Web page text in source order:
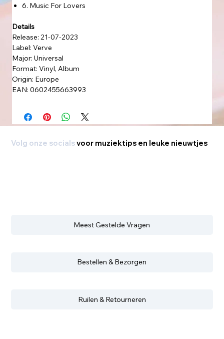
6. Music For Lovers
Details
Release: 21-07-2023
Label: Verve
Major: Universal
Format: Vinyl, Album
Origin: Europe
EAN: 0602455663993
Volg onze socialsvoor muziektips en leuke nieuwtjes
Meest Gestelde Vragen
Bestellen & Bezorgen
Ruilen & Retourneren